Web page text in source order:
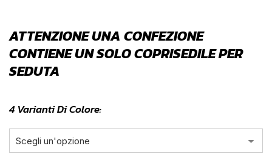
ATTENZIONE UNA CONFEZIONE
CONTIENE UN SOLO COPRISEDILE PER
SEDUTA
4 Varianti Di Colore